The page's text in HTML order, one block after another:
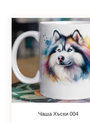
Чаша Хъски 004